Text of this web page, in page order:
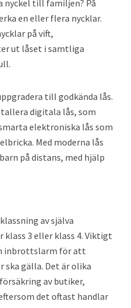
nyckel till familjen? På
en eller flera nycklar.
på vift,
ut låset i samtliga
till godkända lås.
digitala lås, som
elektroniska lås som
Med moderna lås
på distans, med hjälp
av själva
klass 3 eller klass 4. Viktigt
inbrottslarm för att
gälla. Det är olika
av butiker,
det oftast handlar